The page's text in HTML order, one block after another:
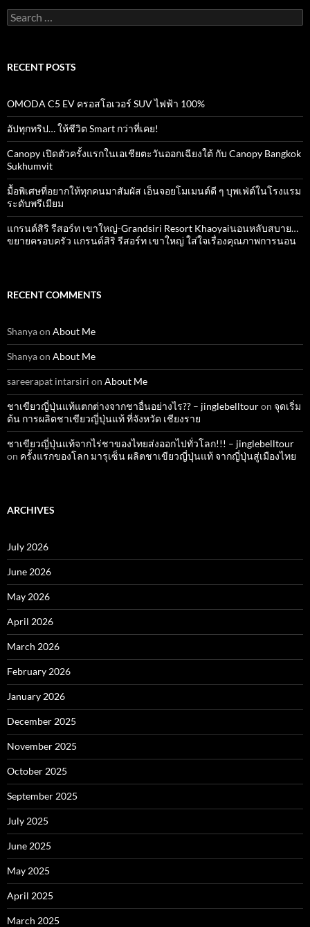
Search
for:
RECENT POSTS
OMODA C5 EV ครอสโอเวอร์ SUV ไฟฟ้า 100%
อัปทุกทริป… ให้ชีวิต Smart กว่าที่เคย!
Canopy เปิดตัวครั้งแรกในเอเชียตะวันออกเฉียงใต้ กับ Canopy Bangkok
Sukhumvit
มื้อพิเศษที่อยากให้ทุกคนมาสัมผัส เอ็นจอยโมเมนต์ดี ๆ บุพเฟ่ต์ในโรงแรม
ระดับพรีเมียม
แกรนด์สิริ​ รีสอร์ท​ เขาใหญ่​-Grandsiri​ Resort​ Khaoyaiนอนหลับสบาย…
ขยายครอบครัว แกรนด์สิริ รีสอร์ท เขาใหญ่ ใส่ใจเรื่องคุณภาพการนอน
RECENT COMMENTS
Shanyaon About Me
Shanyaon About Me
sareerapat intarsiri on About Me
ชาเขียวญี่ปุ่นแท้แตกต่างจากชาอื่นอย่างไร?? – jinglebelltouron จุดเริ่ม
ต้น การผลิตชาเขียวญี่ปุ่นแท้ ที่จังหวัด เชียงราย
ชาเขียวญี่ปุ่นแท้จากไร่ชาของไทยส่งออกไปทั่วโลก!!! – jinglebelltour
on ครั้งแรกของโลก มารุเซ็น ผลิตชาเขียวญี่ปุ่นแท้ จากญี่ปุ่นสู่เมืองไทย
ARCHIVES
July 2026
June 2026
May 2026
April 2026
March 2026
February 2026
January 2026
December 2025
November 2025
October 2025
September 2025
July 2025
June 2025
May 2025
April 2025
March 2025